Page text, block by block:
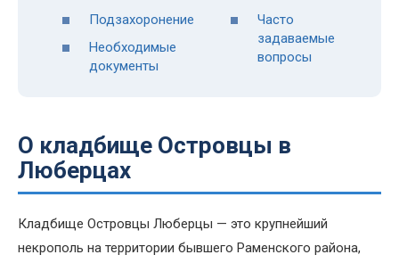
Подзахоронение
Необходимые
документы
Часто
задаваемые
вопросы
О кладбище Островцы в
Люберцах
Кладбище Островцы Люберцы — это крупнейший
некрополь на территории бывшего Раменского района,